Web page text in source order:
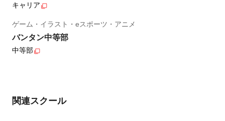
キャリア
ゲーム・イラスト・eスポーツ・アニメ
バンタン中等部
中等部
関連スクール